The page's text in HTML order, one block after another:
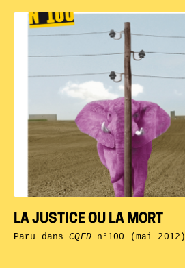
LA JUSTICE OU LA MORT
Paru dansCQFDn°100 (mai 2012)